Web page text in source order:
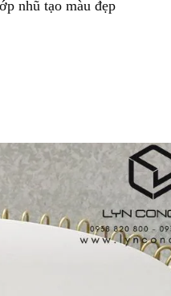
nhũ tạo màu đẹp